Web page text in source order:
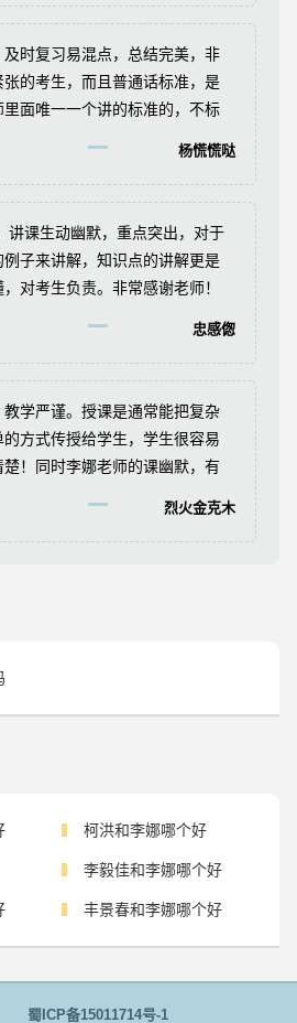
时复习易混点，总结完美，非
的考生，而且普通话标准，是
里面唯一一个讲的标准的，不标
杨慌慌哒
讲课生动幽默，重点突出，对于
子来讲解，知识点的讲解更是
对考生负责。非常感谢老师！
忠感偬
学严谨。授课是通常能把复杂
方式传授给学生，学生很容易
！同时李娜老师的课幽默，有
烈火金克木
柯洪和李娜哪个好
李毅佳和李娜哪个好
丰景春和李娜哪个好
蜀ICP备15011714号-1